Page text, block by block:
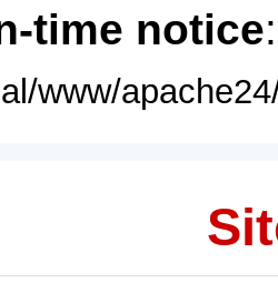
time notice
www/